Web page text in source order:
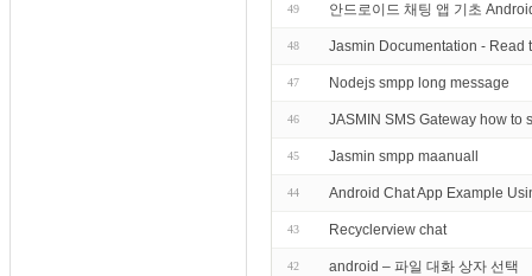
49 안드로이드 채팅 앱 기초
48 Jasmin Documentation - Read
47 Nodejs smpp long message
46 JASMIN SMS Gateway how to
45 Jasmin smpp maanuall
44 Android Chat App Example
43 Recyclerview chat
42 android – 파일 대화 상자 선택